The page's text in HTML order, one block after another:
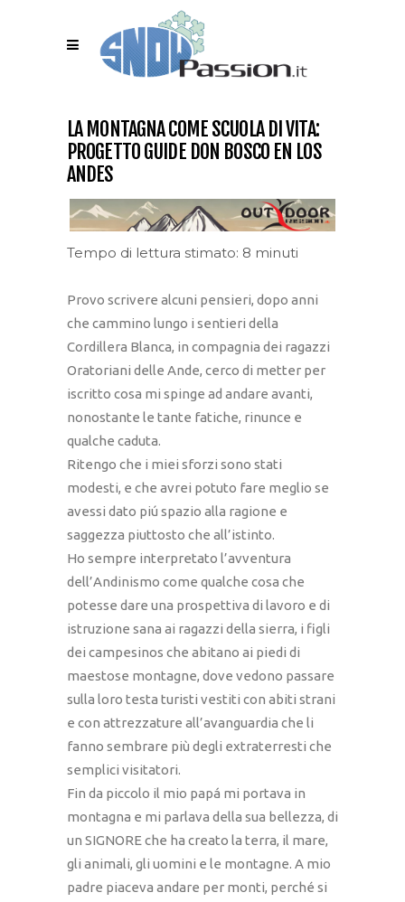
LA MONTAGNA COME SCUOLA DI VITA:
PROGETTO GUIDE DON BOSCO EN LOS
ANDES
Tempo di lettura stimato: 8 minuti
Provo scrivere alcuni pensieri, dopo anni
che cammino lungo i sentieri della
Cordillera Blanca, in compagnia dei ragazzi
Oratoriani delle Ande, cerco di metter per
iscritto cosa mi spinge ad andare avanti,
nonostante le tante fatiche, rinunce e
qualche caduta.
Ritengo che i miei sforzi sono stati
modesti, e che avrei potuto fare meglio se
avessi dato piú spazio alla ragione e
saggezza piuttosto che all’istinto.
Ho sempre interpretato l’avventura
dell’Andinismo come qualche cosa che
potesse dare una prospettiva di lavoro e di
istruzione sana ai ragazzi della sierra, i figli
dei campesinos che abitano ai piedi di
maestose montagne, dove vedono passare
sulla loro testa turisti vestiti con abiti strani
e con attrezzature all’avanguardia che li
fanno sembrare più degli extraterresti che
semplici visitatori.
Fin da piccolo il mio papá mi portava in
montagna e mi parlava della sua bellezza, di
un SIGNORE che ha creato la terra, il mare,
gli animali, gli uomini e le montagne. A mio
padre piaceva andare per monti, perché si